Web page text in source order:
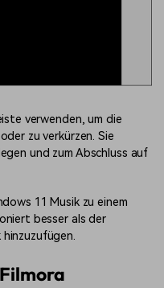
verwenden, um die
zu verkürzen. Sie
und zum Abschluss auf
11 Musik zu einem
besser als der